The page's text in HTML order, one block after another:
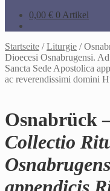
0,00 € 0 Artikel
Startseite /Liturgie /
Dioecesi Osnabrugensi.
Sancta Sede Apostolica
ac reverendissimi domini
Osnabrück
Collectio